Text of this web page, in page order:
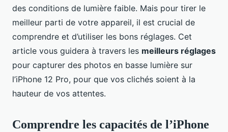
des conditions de lumière faible. Mais pour tirer le
meilleur parti de votre appareil, il est crucial de
comprendre et d’utiliser les bons réglages. Cet
article vous guidera à travers les meilleurs réglages
pour capturer des photos en basse lumière sur
l’iPhone 12 Pro, pour que vos clichés soient à la
hauteur de vos attentes.
Comprendre les capacités de l’iPhone